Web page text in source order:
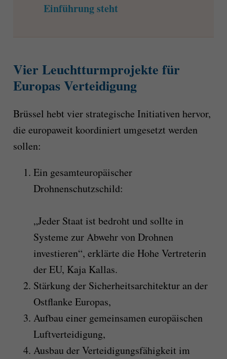
Einführung steht
Vier Leuchtturmprojekte für
Europas Verteidigung
Brüssel hebt vier strategische Initiativen hervor,
die europaweit koordiniert umgesetzt werden
sollen:
Ein gesamteuropäischer
Drohnenschutzschild:
„Jeder Staat ist bedroht und sollte in
Systeme zur Abwehr von Drohnen
investieren“, erklärte die Hohe Vertreterin
der EU, Kaja Kallas.
Stärkung der Sicherheitsarchitektur an der
Ostflanke Europas,
Aufbau einer gemeinsamen europäischen
Luftverteidigung,
Ausbau der Verteidigungsfähigkeit im